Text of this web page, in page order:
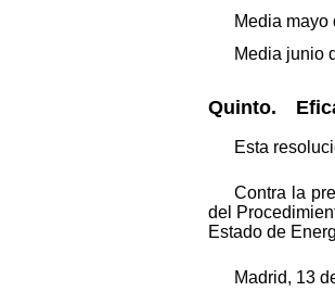
Media mayo
Media junio
Quinto.
Esta
Contra la
del
Estado de
Madrid, 13